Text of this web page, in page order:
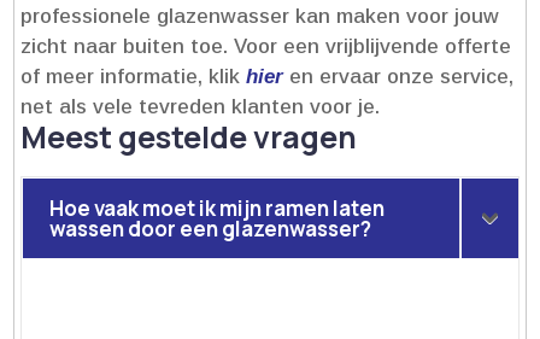
professionele glazenwasser kan maken voor jouw
zicht naar buiten toe.​ Voor een vrijblijvende offerte
of meer informatie, klikhieren ervaar onze service,
net als vele tevreden klanten voor je.​
Meest gestelde vragen
Hoe vaak moet ik mijn ramen laten
wassen door een glazenwasser?